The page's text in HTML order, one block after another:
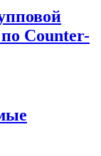
Counter-